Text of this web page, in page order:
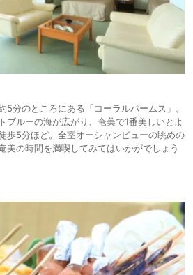
5分のところにある「コーラルパームス」。
ブルーの海が広がり、奄美で1番美しいとよ
歩5分ほど。全室オーシャンビューの眺めの
美の時間を満喫してみてはいかがでしょう